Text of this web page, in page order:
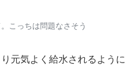
こっちは問題なさそう
元気よく給水されるように